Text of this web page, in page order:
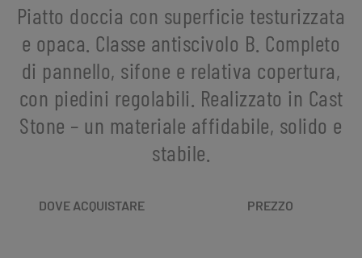
Piatto doccia con superficie testurizzata
e opaca. Classe antiscivolo B. Completo
di pannello, sifone e relativa copertura,
con piedini regolabili. Realizzato in Cast
Stone – un materiale affidabile, solido e
stabile.
DOVE ACQUISTARE PREZZO